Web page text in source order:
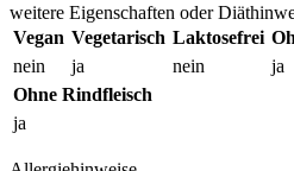
weitere Eigenschaften oder
Vegan
nein
Vegetarisch
ja
Laktosefrei
nein
ja
Ohne Rindfleisch
ja